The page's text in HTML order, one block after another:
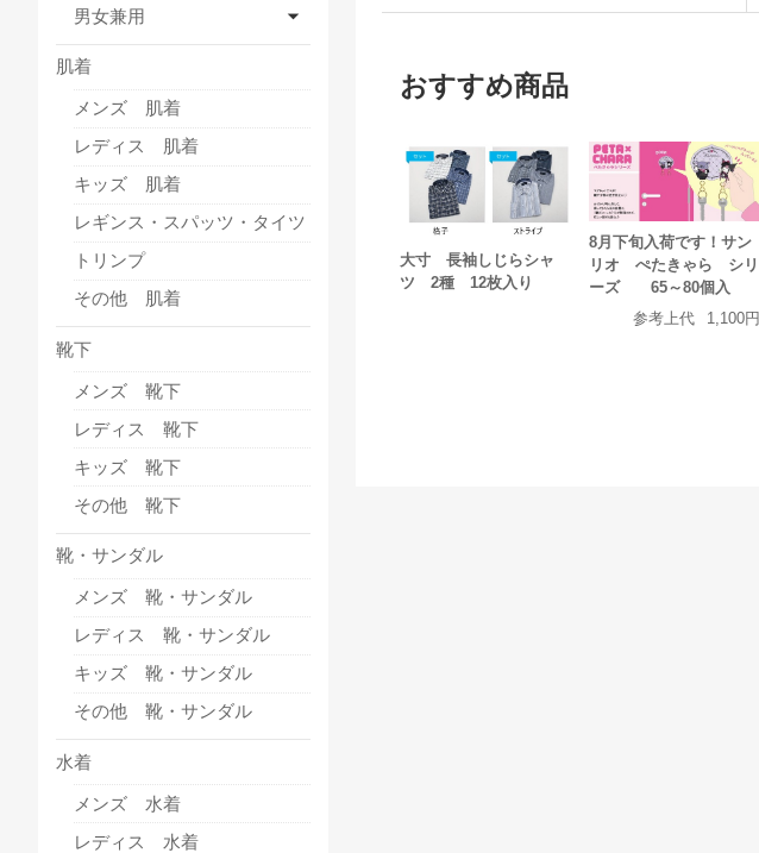
おすすめ商品
大寸 長袖しじらシャ
ツ 2種 12枚入り
8月下旬入荷です！サン
リオ ぺたきゃら シリ
ーズ 65～80個入
参考上代
1,100円
男女兼用
肌着
メンズ 肌着
レディス 肌着
キッズ 肌着
レギンス・スパッツ・タイツ
トリンプ
その他 肌着
靴下
メンズ 靴下
レディス 靴下
キッズ 靴下
その他 靴下
靴・サンダル
メンズ 靴・サンダル
レディス 靴・サンダル
キッズ 靴・サンダル
その他 靴・サンダル
水着
メンズ 水着
レディス 水着